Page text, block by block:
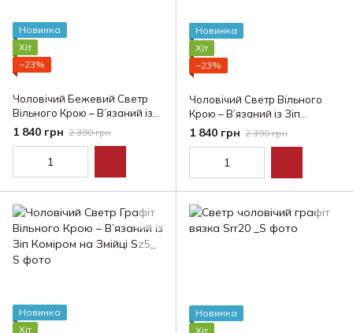
Новинка
Хіт
−23%
Чоловічий Бежевий Светр
Вільного Крою – В’язаний із
Зіп Коміром на Змійці
1 840 грн 2 390 грн
Новинка
Хіт
−23%
Чоловічий Светр Вільного
Крою – В’язаний із Зіп
Коміром на Змійці
1 840 грн 2 390 грн
Новинка
Хіт
Новинка
Хіт